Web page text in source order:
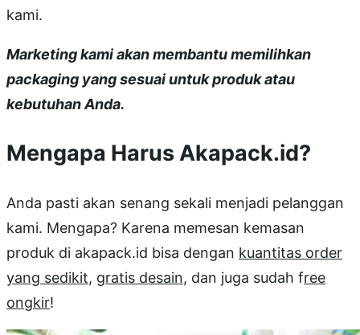
kami.
Marketing kami akan membantu memilihkan
packaging yang sesuai untuk produk atau
kebutuhan Anda.
Mengapa Harus Akapack.id?
Anda pasti akan senang sekali menjadi pelanggan
kami. Mengapa? Karena memesan kemasan
produk di akapack.id bisa dengan kuantitas order
yang sedikit, gratis desain, dan juga sudah free
ongkir!